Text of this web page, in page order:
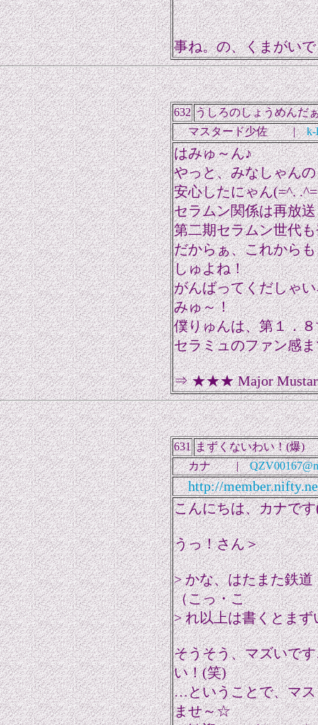
うが
事ね。の、くまがい
632 うしろのしょうめんだ
マスタード少佐 |k-
はみゅ～ん♪
やっと、みなしゃん
安心したにゃん(=^.
セラムン関係は再放
第二期セラムン世代
だからぁ、これから
しゅよね！
がんばってくだしゃ
みゅ～！
僕りゅんは、第１．
セラミュのファン感
⇒ ★★★ Major
631 まずくないわい！(爆)
カナ |
http://
こんにちは、カナで
うっ！さん＞
> かな、はたまた鉄
（こっ・こ
> れ以上は書くとま
そうそう、マズいで
い！(笑)
…ということで、マス
ませ～☆